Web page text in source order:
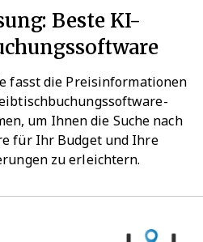
Beste KI-
fasst die Preisinformationen
um Ihnen die Suche nach
für Ihr Budget und Ihre
zu erleichtern.